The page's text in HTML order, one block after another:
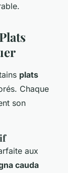
plats
Chaque
son
aux
cauda